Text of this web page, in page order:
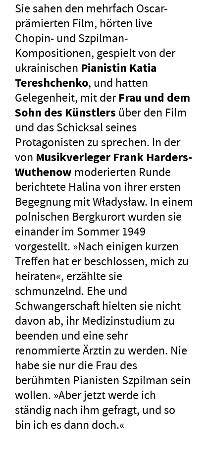
Sie sahen den mehrfach Oscar-
prämierten Film, hörten live
Chopin- und Szpilman-
Kompositionen, gespielt von der
ukrainischen Pianistin Katia
Tereshchenko, und hatten
Gelegenheit, mit derFrau und dem
Sohn des Künstlers über den Film
und das Schicksal seines
Protagonisten zu sprechen. In der
von Musikverleger Frank Harders-
Wuthenow moderierten Runde
berichtete Halina von ihrer ersten
Begegnung mit Władysław. In einem
polnischen Bergkurort wurden sie
einander im Sommer 1949
vorgestellt. »Nach einigen kurzen
Treffen hat er beschlossen, mich zu
heiraten«, erzählte sie
schmunzelnd. Ehe und
Schwangerschaft hielten sie nicht
davon ab, ihr Medizinstudium zu
beenden und eine sehr
renommierte Ärztin zu werden. Nie
habe sie nur die Frau des
berühmten Pianisten Szpilman sein
wollen. »Aber jetzt werde ich
ständig nach ihm gefragt, und so
bin ich es dann doch.«